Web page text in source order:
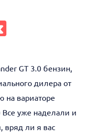
GT 3.0 бензин,
дилера от
на вариаторе
уже наделали и
вряд ли я вас